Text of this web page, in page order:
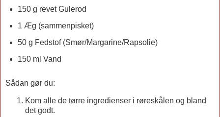
150 g revet Gulerod
1 Æg (sammenpisket)
50 g Fedstof (Smør/Margarine/Rapsolie)
150 ml Vand
Sådan gør du:
Kom alle de tørre ingredienser i røreskålen og bland
det godt.